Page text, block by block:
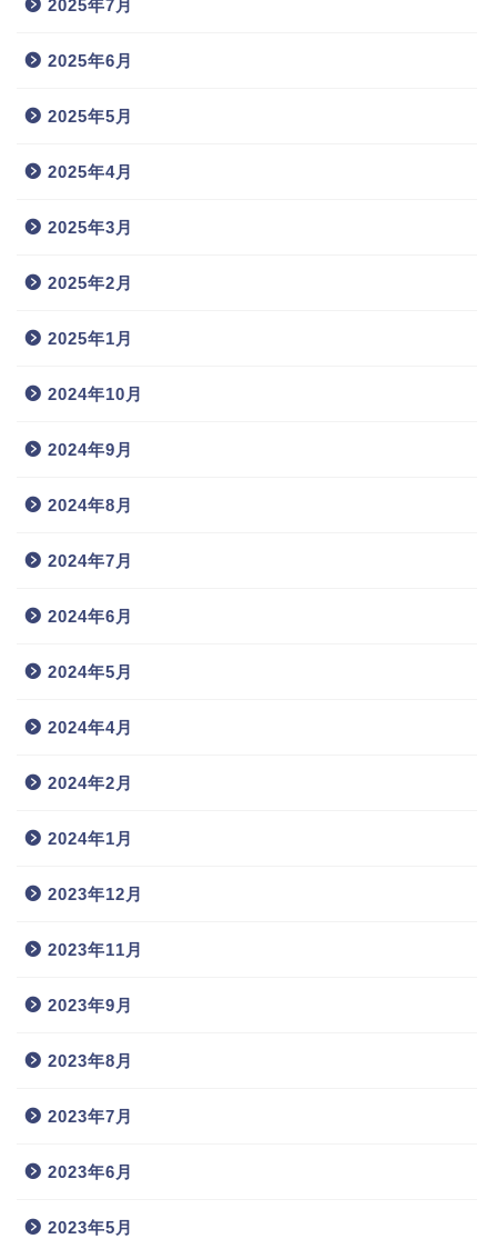
2025年7月
2025年6月
2025年5月
2025年4月
2025年3月
2025年2月
2025年1月
2024年10月
2024年9月
2024年8月
2024年7月
2024年6月
2024年5月
2024年4月
2024年2月
2024年1月
2023年12月
2023年11月
2023年9月
2023年8月
2023年7月
2023年6月
2023年5月